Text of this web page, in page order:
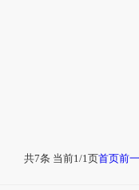
共7条 当前1/1页首页前